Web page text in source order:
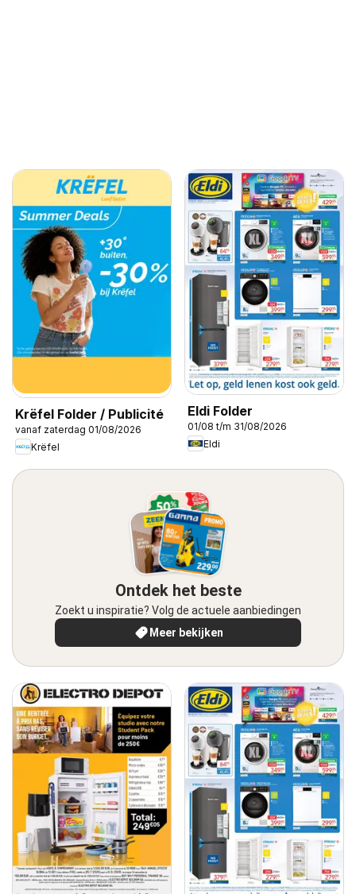
Krëfel Folder / Publicité
vanaf zaterdag 01/08/2026
Krëfel
Eldi Folder
01/08 t/m 31/08/2026
Eldi
Ontdek het beste
Zoekt u inspiratie? Volg de actuele aanbiedingen
Meer bekijken